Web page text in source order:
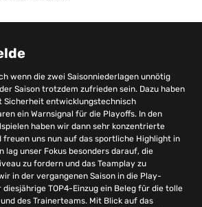
wenn die zwei Saisonniederlagen unnötig
Saison trotzdem zufrieden sein. Dazu haben
Sicherheit entwicklungstechnisch
ein Warnsignal für die Playoffs. In den
haben wir dann sehr konzentrierte
freuen uns nun auf das sportliche Highlight in
lag unser Fokus besonders darauf, die
zu fordern und das Teamplay zu
in der vergangenen Saison in die Play-
diesjährige TOP4-Einzug ein Beleg für die tolle
des Trainerteams. Mit Blick auf das